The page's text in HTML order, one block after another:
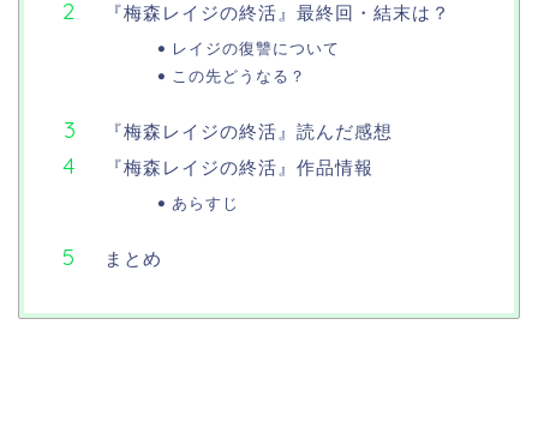
『梅森レイジの終活』最終回・結末は？
レイジの復讐について
この先どうなる？
『梅森レイジの終活』読んだ感想
『梅森レイジの終活』作品情報
あらすじ
まとめ